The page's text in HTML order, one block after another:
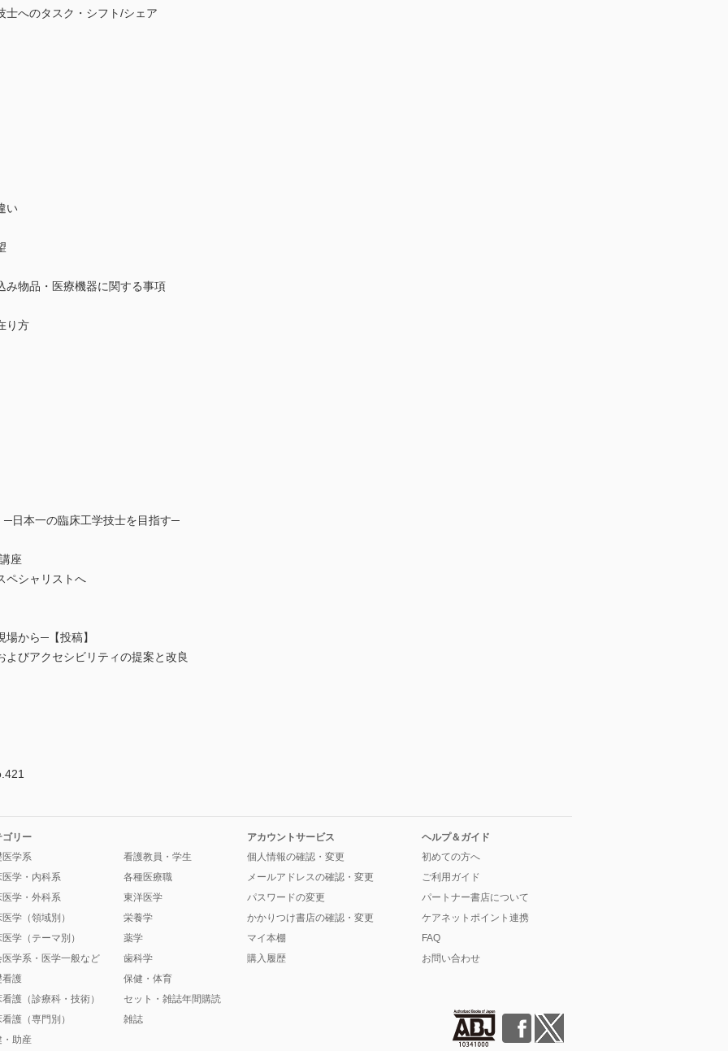
士へのタスク・シフト/シェア
い
物品・医療機器に関する事項
り方
日本一の臨床工学技士を目指す─
座
ペシャリストへ
から─【投稿】
びアクセシビリティの提案と改良
ゴリー
医学系
医学・内科系
医学・外科系
学（領域別）
学（テーマ別）
医学系・医学一般など
看護
護（診療科・技術）
護（専門別）
・助産
看護教員・学生
各種医療職
東洋医学
栄養学
薬学
歯科学
保健・体育
セット・雑誌年間購読
雑誌
アカウントサービス
個人情報の確認・変更
メールアドレスの確認・変更
パスワードの変更
かかりつけ書店の確認・変更
マイ本棚
購入履歴
ヘルプ＆ガイド
初めての方へ
ご利用ガイド
パートナー書店について
ケアネットポイント連携
FAQ
お問い合わせ